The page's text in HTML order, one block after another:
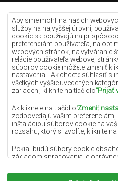
Aby sme mohli na našich
služby na najvyššej úrovni,
cookie sa používajú na
preferenciám používateľa, na
webových stránok, na vytváranie
relácie používateľa webovej
súborov cookie môžete zmeniť
nastavenia". Ak chcete súhlasiť s
všetkých vyššie uvedených
zariadení, kliknite na tlačidlo"Prijať
Ak kliknete na tlačidlo'Zmeniť
zodpovedajú vašim
inštaláciou súborov cookie na
rozsahu, ktorý si zvolíte, kliknite
Pokiaľ budú súbory cookie
základom spracovania je
podobe poskytovania
Krémové
Lilac
Žlté
Mätové
Modré
Oranžové
Ružové
Šedé
Zelené
Zlaté